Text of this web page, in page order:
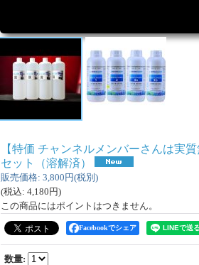
【特価 チャンネルメンバーさんは実
セット（溶解済）
販売価格: 3,800円(税別)
(税込: 4,180円)
この商品にはポイントはつきません。
Facebookでシェア
数量: